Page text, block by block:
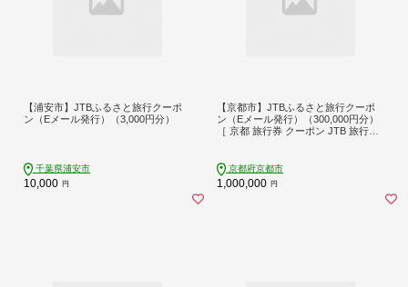
【浦安市】JTBふるさと旅行クーポ
ン（Eメール発行）（3,000円分）
千葉県浦安市
10,000 円
【京都市】JTBふるさと旅行クーポ
ン（Eメール発行）（300,000円分）
［ 京都 旅行券 クーポン JTB 旅行ク
ルメ 人気 おすすめ ふるさと納税 ］
京都府京都市
1,000,000 円